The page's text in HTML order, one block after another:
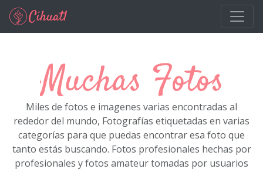
Ir al contenido principal
Muchas Fotos
Miles de fotos e imagenes varias encontradas al
rededor del mundo, Fotografías etiquetadas en varias
categorías para que puedas encontrar esa foto que
tanto estás buscando. Fotos profesionales hechas por
profesionales y fotos amateur tomadas por usuarios